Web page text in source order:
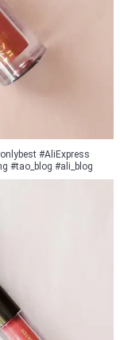
#AliExpress
#tao_blog #ali_blog